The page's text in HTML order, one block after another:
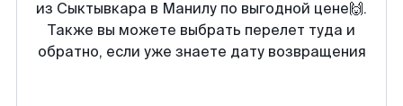
из Сыктывкара в Манилу по выгодной цене🙌.
Также вы можете выбрать перелет туда и
обратно, если уже знаете дату возвращения